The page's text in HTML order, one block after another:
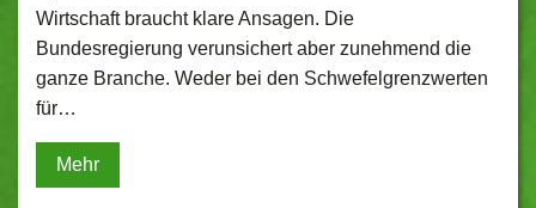
Wirtschaft braucht klare Ansagen. Die
Bundesregierung verunsichert aber zunehmend die
ganze Branche. Weder bei den Schwefelgrenzwerten
für…
Mehr